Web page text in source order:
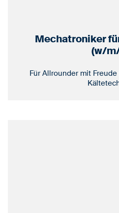
Mechatroniker
(w/
Für Allrounder mit